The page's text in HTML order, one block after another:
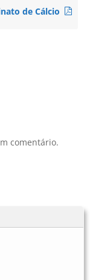
de Cálcio
comentário.